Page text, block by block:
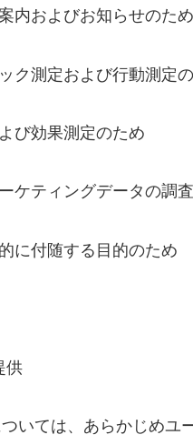
内およびお知らせのため
ク測定および行動測定
び効果測定のため
ケティングデータの調
に付随する目的のため
供
いては、あらかじめユ